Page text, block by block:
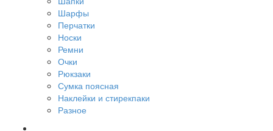
Шарфы
Перчатки
Носки
Ремни
Очки
Рюкзаки
Сумка поясная
Наклейки и стирекпаки
Разное